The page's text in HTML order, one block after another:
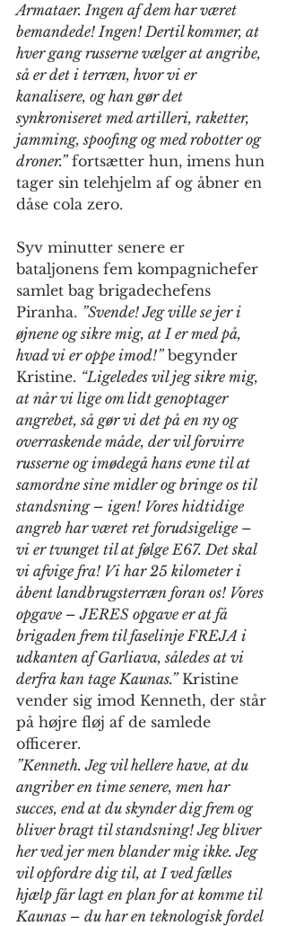
Armataer. Ingen af dem har været
bemandede! Ingen! Dertil kommer, at
hver gang russerne vælger at angribe,
så er det i terræn, hvor vi er
kanalisere, og han gør det
synkroniseret med artilleri, raketter,
jamming, spoofing og med robotter og
droner.” fortsætter hun, imens hun
tager sin telehjelm af og åbner en
dåse cola zero.
Syv minutter senere er
bataljonens fem kompagnichefer
samlet bag brigadechefens
Piranha. ”Svende! Jeg ville se jer i
øjnene og sikre mig, at I er med på,
hvad vi er oppe imod!” begynder
Kristine. “Ligeledes vil jeg sikre mig,
at når vi lige om lidt genoptager
angrebet, så gør vi det på en ny og
overraskende måde, der vil forvirre
russerne og imødegå hans evne til at
samordne sine midler og bringe os til
standsning – igen! Vores hidtidige
angreb har været ret forudsigelige –
vi er tvunget til at følge E67. Det skal
vi afvige fra! Vi har 25 kilometer i
åbent landbrugsterræn foran os! Vores
opgave – JERES opgave er at få
brigaden frem til faselinje FREJA i
udkanten af Garliava, således at vi
derfra kan tage Kaunas.” Kristine
vender sig imod Kenneth, der står
på højre fløj af de samlede
officerer.
”Kenneth. Jeg vil hellere have, at du
angriber en time senere, men har
succes, end at du skynder dig frem og
bliver bragt til standsning! Jeg bliver
her ved jer men blander mig ikke. Jeg
vil opfordre dig til, at I ved fælles
hjælp får lagt en plan for at komme til
Kaunas – du har en teknologisk fordel